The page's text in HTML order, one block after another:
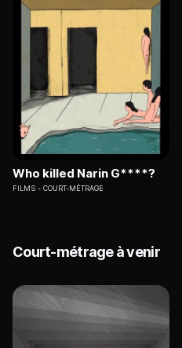
Who killed Narin G****?
FILMS COURT-MÉTRAGE
Court-métrage à venir